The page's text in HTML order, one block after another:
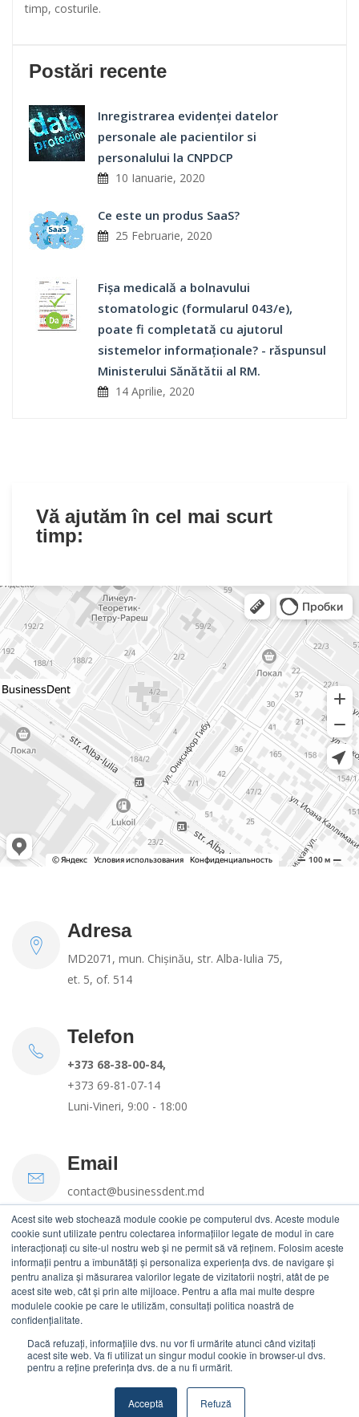
Acest site web stochează module cookie pe computerul dvs. Aceste module
cookie sunt utilizate pentru colectarea informațiilor legate de modul în care
interacționați cu site-ul nostru web și ne permit să vă reținem. Folosim aceste
informații pentru a îmbunătăți și personaliza experiența dvs. de navigare și
pentru analiza și măsurarea valorilor legate de vizitatorii noștri, atât de pe
acest site web, cât și prin alte mijloace. Pentru a afla mai multe despre
modulele cookie pe care le utilizăm, consultați politica noastră de
confidențialitate.
Dacă refuzați, informațiile dvs. nu vor fi urmărite atunci când vizitați
acest site web. Va fi utilizat un singur modul cookie în browser-ul dvs.
pentru a reține preferința dvs. de a nu fi urmărit.
Acceptă Refuză
timp, costurile.
Postări recente
Inregistrarea evidenței datelor
personale ale pacientilor si
personalului la CNPDCP
10 Ianuarie, 2020
Ce este un produs SaaS?
25 Februarie, 2020
Fișa medicală a bolnavului
stomatologic (formularul 043/e),
poate fi completată cu ajutorul
sistemelor informaționale? - răspunsul
Ministerului Sănătătii al RM.
14 Aprilie, 2020
Vă ajutăm în cel mai scurt
timp:
Adresa
MD2071, mun. Chișinău, str. Alba-Iulia 75,
et. 5, of. 514
Telefon
+373 68-38-00-84,
+373 69-81-07-14
Luni-Vineri, 9:00 - 18:00
Email
contact@businessdent.md
2026 www.BusinessDent.md.
rezervate.